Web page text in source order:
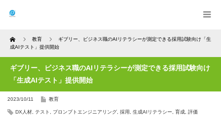
Home 教育
ギブリー、ビジネス職のAIリテラシーが測定できる採用試験向け「生
成AIテスト」提供開始
ギブリー、ビジネス職のAIリテラシーが測定できる採用試験向け
「生成AIテスト」提供開始
2023/10/11 教育
DX人材 テスト プロンプトエンジニアリング 採用 生成AIリテラシー 育成 評価